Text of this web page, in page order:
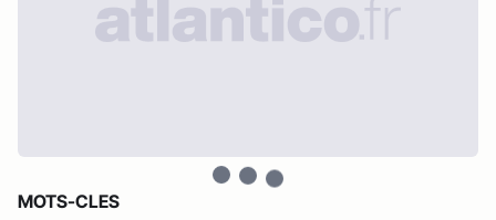
MOTS-CLES